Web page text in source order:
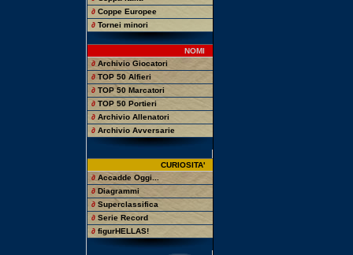
∂ Coppe Europee
∂ Tornei minori
NOMI
∂ Archivio Giocatori
∂ TOP 50 Alfieri
∂ TOP 50 Marcatori
∂ TOP 50 Portieri
∂ Archivio Allenatori
∂ Archivio Avversarie
CURIOSITA'
∂ Accadde Oggi...
∂ Diagrammi
∂ Superclassifica
∂ Serie Record
∂ figurHELLAS!